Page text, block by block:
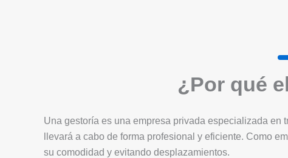
¿Por qué
Una gestoría es una empresa privada especializada
llevará a cabo de forma profesional y eficiente. Como
su comodidad y evitando desplazamientos.